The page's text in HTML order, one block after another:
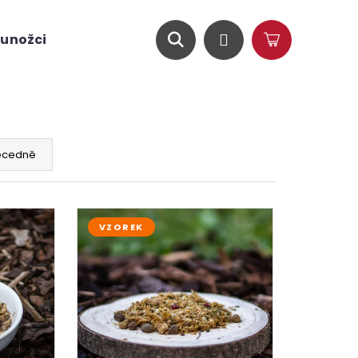
Magazín
HledatPřihlášeníNákupní
VZOREK